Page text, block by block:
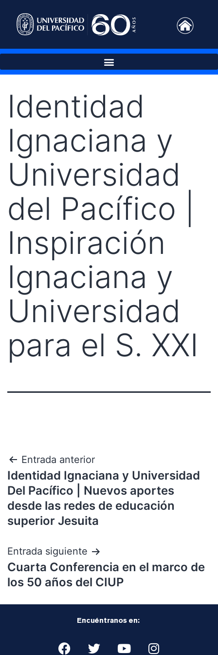
Identidad
Ignaciana y
Universidad
del Pacífico |
Inspiración
Ignaciana y
Universidad
para el S. XXI
Entrada anterior
Identidad Ignaciana y Universidad
Del Pacífico | Nuevos aportes
desde las redes de educación
superior Jesuita
Entrada siguiente
Cuarta Conferencia en el marco de
los 50 años del CIUP
Encuéntranos en: